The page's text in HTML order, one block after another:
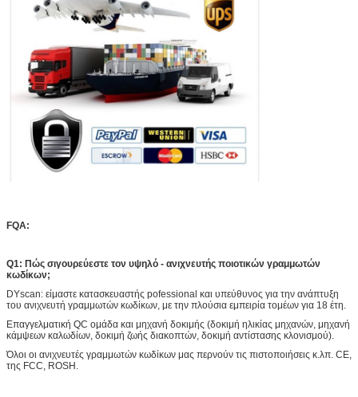
FQA:
Q1: Πώς σιγουρεύεστε τον υψηλό - ανιχνευτής ποιοτικών γραμμωτών
κωδίκων;
DYscan: είμαστε κατασκευαστής pofessional και υπεύθυνος για την ανάπτυξη
του ανιχνευτή γραμμωτών κωδίκων, με την πλούσια εμπειρία τομέων για 18 έτη.
Επαγγελματική QC ομάδα και μηχανή δοκιμής (δοκιμή ηλικίας μηχανών, μηχανή
κάμψεων καλωδίων, δοκιμή ζωής διακοπτών, δοκιμή αντίστασης κλονισμού).
Όλοι οι ανιχνευτές γραμμωτών κωδίκων μας περνούν τις πιστοποιήσεις κ.λπ. CE,
της FCC, ROSH.